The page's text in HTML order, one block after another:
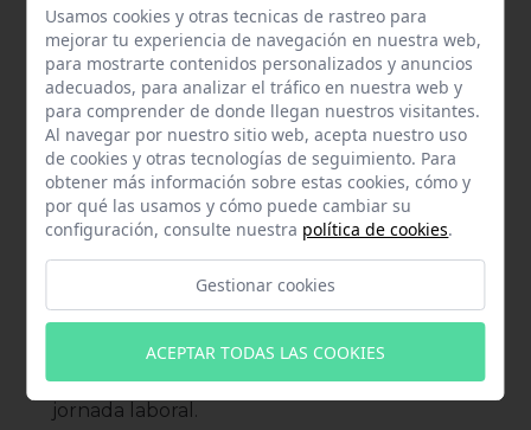
desconocimiento en este sentido, así que es mejor
aclararlo.
El SEPE da un plazo de 10 días para notificar el
alta del trabajador, mientras que en la Seguridad
Social tienes que avisar antes de que comience a
trabajar. Aun así la fecha de alta que deberás
indicar en el SEPE es el día en el que comenzó la
relación laboral.
En cuanto al plazo para tramitar la baja o informar
de un cambio en el contrato será de 3 días
Cambios en el tipo de contrato o coeficiente de
jornada laboral.
Usamos cookies y otras tecnicas de rastreo para
mejorar tu experiencia de navegación en nuestra web,
para mostrarte contenidos personalizados y anuncios
adecuados, para analizar el tráfico en nuestra web y
para comprender de donde llegan nuestros visitantes.
Al navegar por nuestro sitio web, acepta nuestro uso
de cookies y otras tecnologías de seguimiento. Para
obtener más información sobre estas cookies, cómo y
por qué las usamos y cómo puede cambiar su
configuración, consulte nuestra política de cookies.
Gestionar cookies
ACEPTAR TODAS LAS COOKIES